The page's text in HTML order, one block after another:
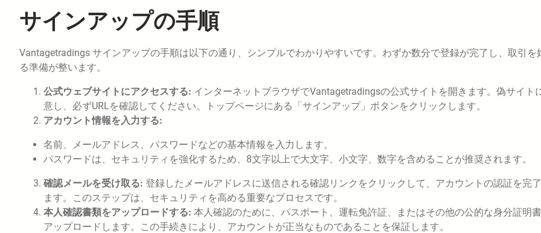
サインアップの手順
Vantagetradings サインアップの手順は以下の通り、シンプルでわかりやすいです。わずか数分で登録が完了し、取引を
る準備が整います。
公式ウェブサイトにアクセスする: インターネットブラウザでVantagetradingsの公式サイトを開きます。偽サイト
意し、必ずURLを確認してください。トップページにある「サインアップ」ボタンをクリックします。
アカウント情報を入力する:
名前、メールアドレス、パスワードなどの基本情報を入力します。
パスワードは、セキュリティを強化するため、8文字以上で大文字、小文字、数字を含めることが推奨されます。
確認メールを受け取る: 登録したメールアドレスに送信される確認リンクをクリックして、アカウントの認証を完
ます。このステップは、セキュリティを高める重要なプロセスです。
本人確認書類をアップロードする: 本人確認のために、パスポート、運転免許証、またはその他の公的な身分証明
アップロードします。この手続きにより、アカウントが正当なものであることを保証します。